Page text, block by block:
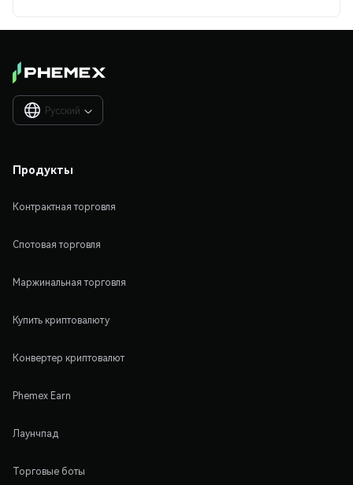
Русский 
Продукты
Контрактная торговля
Спотовая торговля
Маржинальная торговля
Купить криптовалюту
Конвертер криптовалют
Phemex Earn
Лаунчпад
Торговые боты